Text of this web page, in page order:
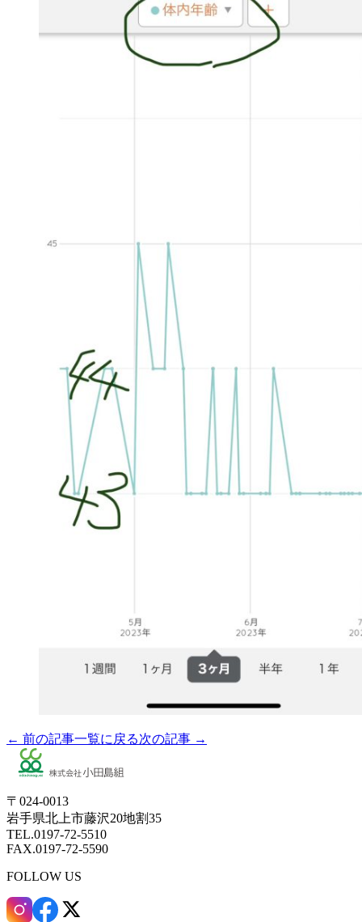
← 前の記事一覧に戻る次の記事 →
〒024-0013
岩手県北上市藤沢20地割35
TEL.0197-72-5510
FAX.0197-72-5590
FOLLOW US